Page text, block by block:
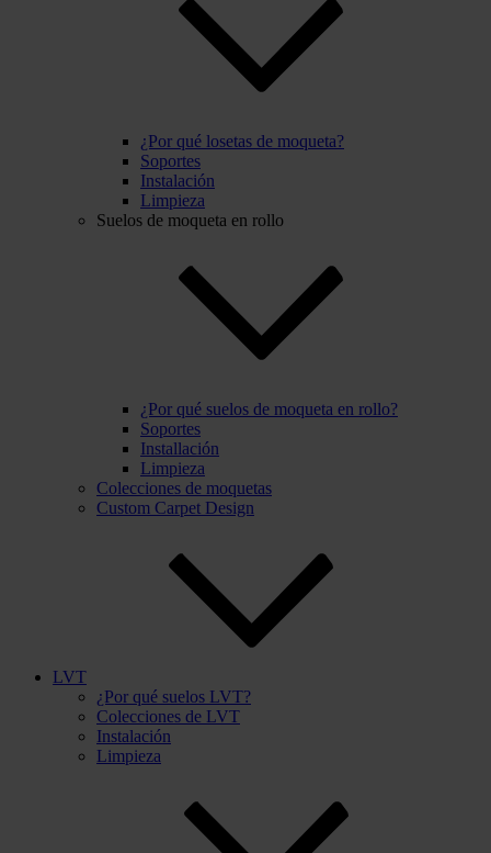
¿Por qué losetas de moqueta?
Soportes
Instalación
Limpieza
Suelos de moqueta en rollo
¿Por qué suelos de moqueta en rollo?
Soportes
Installación
Limpieza
Colecciones de moquetas
Custom Carpet Design
LVT
¿Por qué suelos LVT?
Colecciones de LVT
Instalación
Limpieza